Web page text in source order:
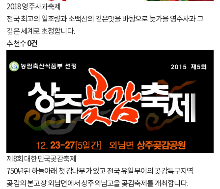
2018 영주사과축제
전국 최고의 일조량과 소백산의 깊은맛을 바탕으로 늦가을 영주사과 그
깊은 세계로 초청합니다.
추천수0건
제8회 대한민국곶감축제
750년된 하늘아래 첫 감나무가 있고 전국 유일무이의 곶감특구지역
곶감의 본고장 외남면에서 상주외남고을 곶감축제를 개최합니다.